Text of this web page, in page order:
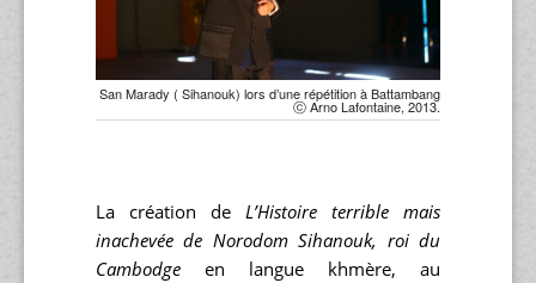
San Marady ( Sihanouk) lors d’une répétition à Battambang
ⓒ Arno Lafontaine, 2013.
La création de L’Histoire terrible mais
inachevée de Norodom Sihanouk, roi du
Cambodge en langue khmère, au